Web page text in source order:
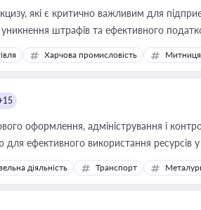
які є критично важливим для
штрафів та ефективного
Харчова промисловість
оформлення, адміністрування і
для ефективного використання ресурсів
діяльність Транспорт